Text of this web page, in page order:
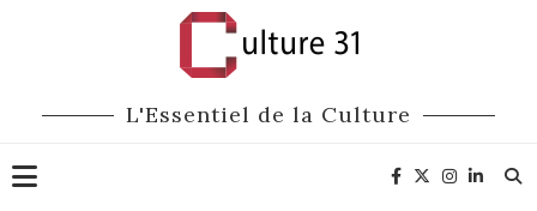
L'Essentiel de la Culture